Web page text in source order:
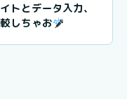
トとデータ入力、
しちゃお